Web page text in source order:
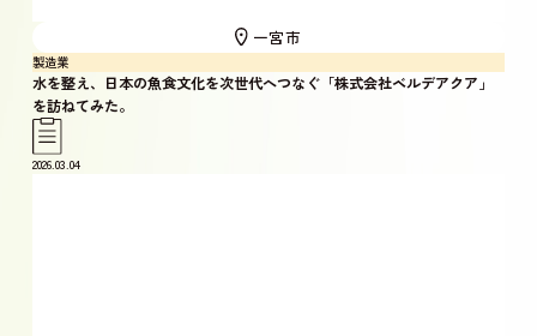
一宮市
製造業
水を整え、日本の魚食文化を次世代へつなぐ「株式会社ベルデアクア」
を訪ねてみた。
2026.03.04